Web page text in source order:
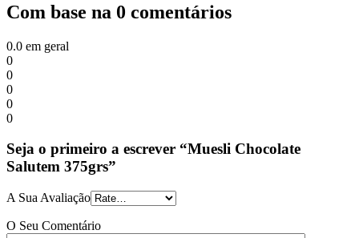
Com base na 0 comentários
0.0 em geral
0
0
0
0
0
Seja o primeiro a escrever “Muesli Chocolate
Salutem 375grs”
A Sua Avaliação
O Seu Comentário